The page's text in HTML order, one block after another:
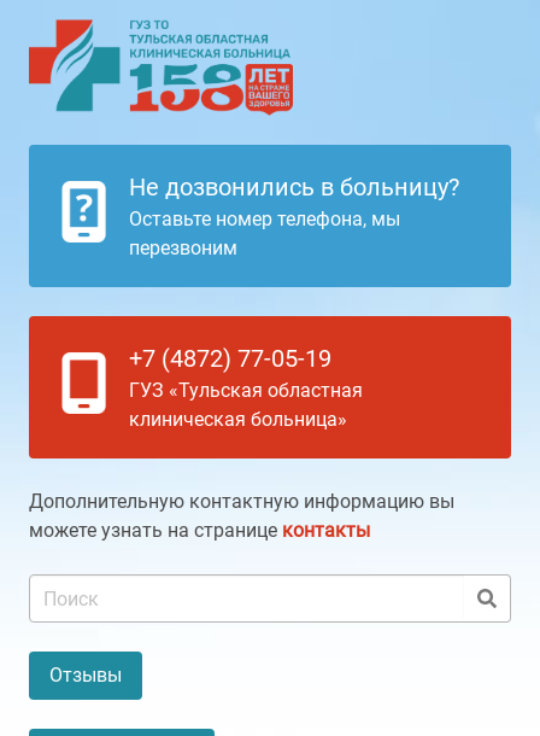
Не дозвонились в больницу?
Оставьте номер телефона, мы
перезвоним
+7 (4872) 77-05-19
ГУЗ «Тульская областная
клиническая больница»
Дополнительную контактную информацию вы
можете узнать на странице контакты
Отзывы